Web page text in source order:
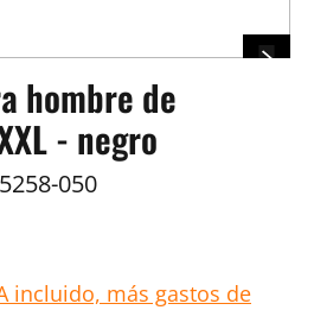
hombre de
- negro
050
incluido, más gastos de